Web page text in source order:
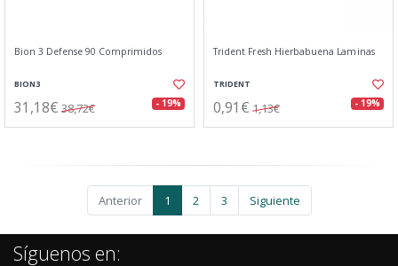
Bion 3 Defense 90 Comprimidos
BION3
31,18€ 38,72€ - 19%
Trident Fresh Hierbabuena Laminas
TRIDENT
0,91€ 1,13€ - 19%
Anterior 1 2 3 Siguiente
Síguenos en: